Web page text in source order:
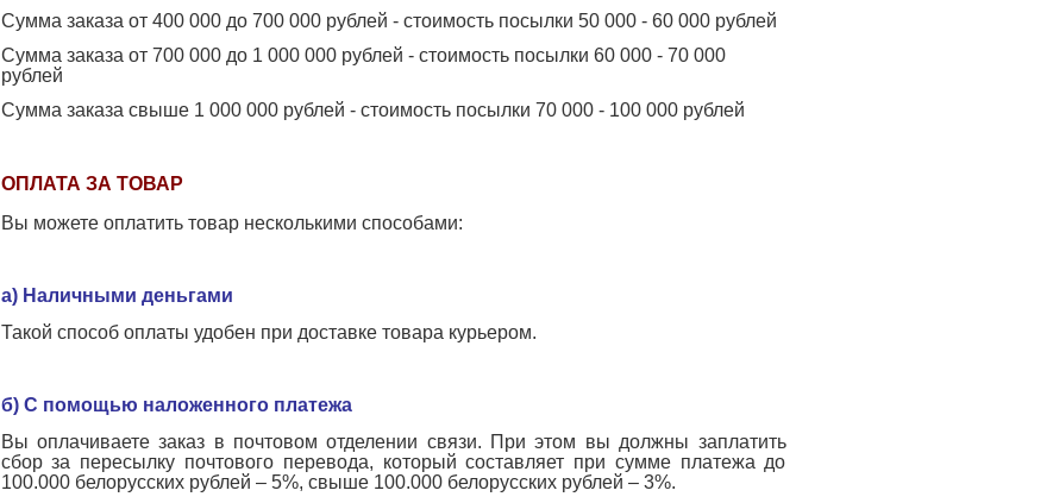
Сумма заказа от 400 000 до 700 000 рублей - стоимость посылки 50 000 - 60 000 рублей
Сумма заказа от 700 000 до 1 000 000 рублей - стоимость посылки 60 000 - 70 000
рублей
Сумма заказа свыше 1 000 000 рублей - стоимость посылки 70 000 - 100 000 рублей
ОПЛАТА ЗА ТОВАР
Вы можете оплатить товар несколькими способами:
а) Наличными деньгами
Такой способ оплаты удобен при доставке товара курьером.
б) С помощью наложенного платежа
Вы оплачиваете заказ в почтовом отделении связи. При этом вы должны заплатить
сбор за пересылку почтового перевода, который составляет при сумме платежа до
100.000 белорусских рублей – 5%, свыше 100.000 белорусских рублей – 3%.